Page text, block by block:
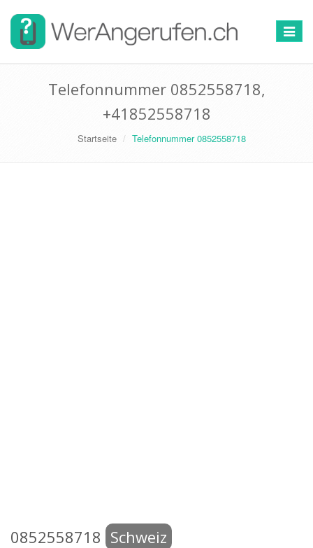
Toggle
Telefonnummer 0852558718,
+41852558718
Startseite Telefonnummer 0852558718
0852558718 Schweiz